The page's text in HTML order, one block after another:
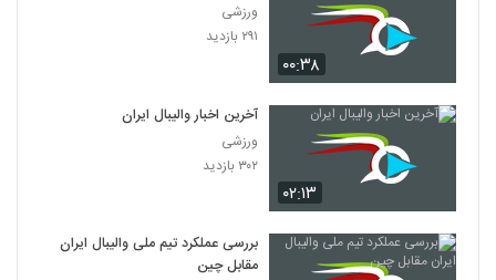
۰۰:۳۸
ورزشی
۲۹۱ بازدید
۰۲:۱۳
آخرین اخبار والیبال ایران
ورزشی
۳۰۲ بازدید
بررسی عملکرد تیم ملی والیبال ایران
مقابل چین